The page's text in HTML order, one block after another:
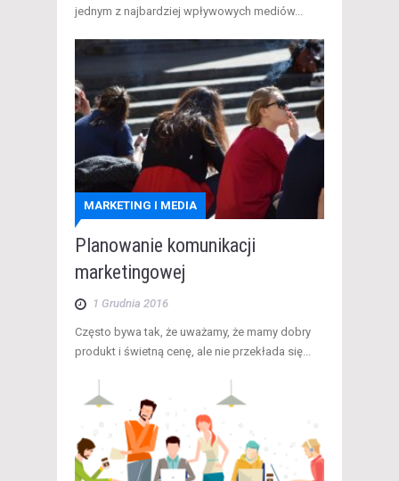
jednym z najbardziej wpływowych mediów...
MARKETING I MEDIA
Planowanie komunikacji
marketingowej
1 Grudnia 2016
Często bywa tak, że uważamy, że mamy dobry
produkt i świetną cenę, ale nie przekłada się...